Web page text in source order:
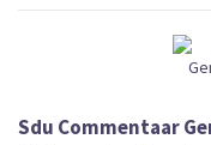
Sdu Commentaar